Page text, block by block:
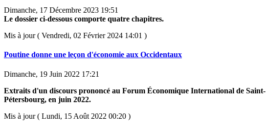
Dimanche, 17 Décembre 2023 19:51
Le dossier ci-dessous comporte quatre chapitres.
Mis à jour ( Vendredi, 02 Février 2024 14:01 )
Poutine donne une leçon d'économie aux Occidentaux
Dimanche, 19 Juin 2022 17:21
Extraits d'un discours prononcé au Forum Économique International de Saint-
Pétersbourg, en juin 2022.
Mis à jour ( Lundi, 15 Août 2022 00:20 )